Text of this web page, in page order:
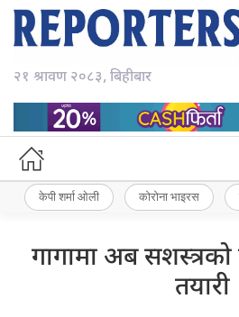
२१ श्रावण २०८३, बिहीबार
केपी शर्मा ओली कोरोना भाइरस
गागामा अब
तयारी